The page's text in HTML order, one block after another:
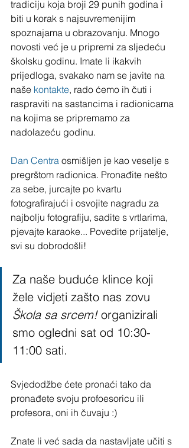
tradiciju koja broji 29 punih godina i
biti u korak s najsuvremenijim
spoznajama u obrazovanju. Mnogo
novosti već je u pripremi za sljedeću
školsku godinu. Imate li ikakvih
prijedloga, svakako nam se javite na
naše kontakte, rado ćemo ih čuti i
raspraviti na sastancima i radionicama
na kojima se pripremamo za
nadolazeću godinu.
Dan Centra osmišljen je kao veselje s
pregrštom radionica. Pronađite nešto
za sebe, jurcajte po kvartu
fotografirajući i osvojite nagradu za
najbolju fotografiju, sadite s vrtlarima,
pjevajte karaoke... Povedite prijatelje,
svi su dobrodošli!
Za naše buduće klince koji
žele vidjeti zašto nas zovu
Škola sa srcem! organizirali
smo ogledni sat od 10:30-
11:00 sati.
Svjedodžbe ćete pronaći tako da
pronađete svoju profoesoricu ili
profesora, oni ih čuvaju :)
Znate li već sada da nastavljate učiti s